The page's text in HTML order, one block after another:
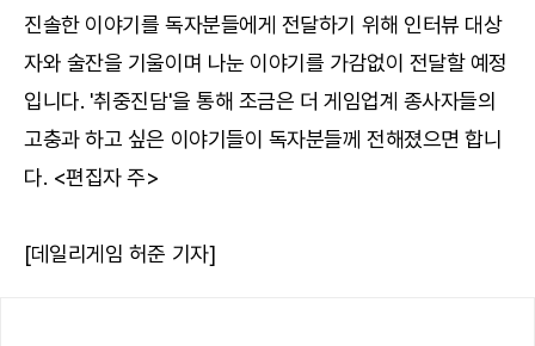
진솔한 이야기를 독자분들에게 전달하기 위해 인터뷰 대상
자와 술잔을 기울이며 나눈 이야기를 가감없이 전달할 예정
입니다. '취중진담'을 통해 조금은 더 게임업계 종사자들의
고충과 하고 싶은 이야기들이 독자분들께 전해졌으면 합니
다. <편집자 주>
[데일리게임 허준 기자]